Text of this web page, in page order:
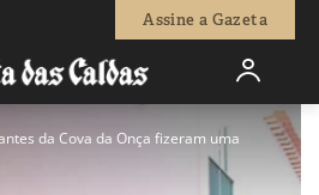
Assine a Gazeta
da Cova da Onça fizeram uma